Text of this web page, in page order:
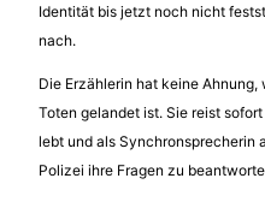
Identität bis jetzt noch nicht
nach.
Die Erzählerin hat keine
Toten gelandet ist. Sie reist
lebt und als Synchronsprecherin
Polizei ihre Fragen zu